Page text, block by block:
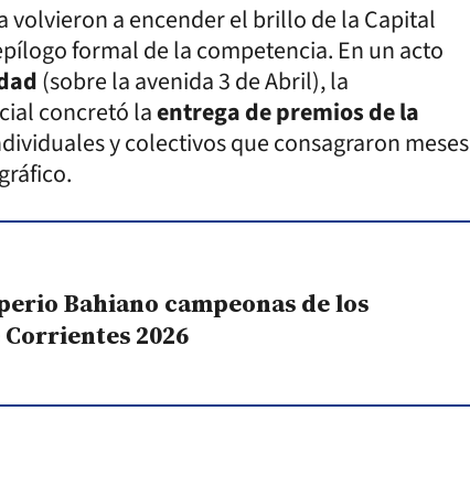
volvieron a encender el brillo de la Capital
formal de la competencia. En un acto
(sobre la avenida 3 de Abril), la
concretó laentrega de premios de la
y colectivos que consagraron meses
Bahiano campeonas de los
Corrientes 2026